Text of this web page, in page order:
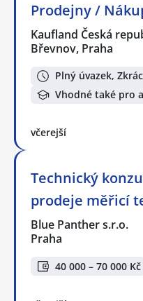
Prodejny /
Kaufland Česká
Břevnov, Praha
Plný úvazek,
Vhodné také pro
včerejší
Technický
prodeje měřicí
Blue Panther s.r.o.
Praha
40 000 – 70 000 Kč